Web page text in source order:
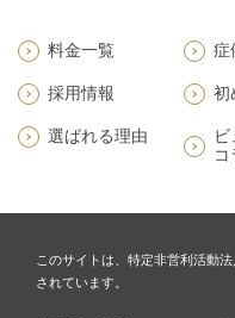
料金一覧 症
採用情報 初
選ばれる理由
ビ
コ
このサイトは、特定非営利活動
されています。